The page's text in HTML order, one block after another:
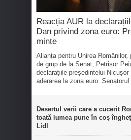
Reacția AUR la
Dan privind zona euro:
minte
Alianța pentru Unirea Românilor,
de grup de la Senat, Petrișor
declarațiile președintelui Nicușor
aderarea la zona euro. Senatorul
Desertul verii care a cucerit
toată lumea pune în coș
Lidl